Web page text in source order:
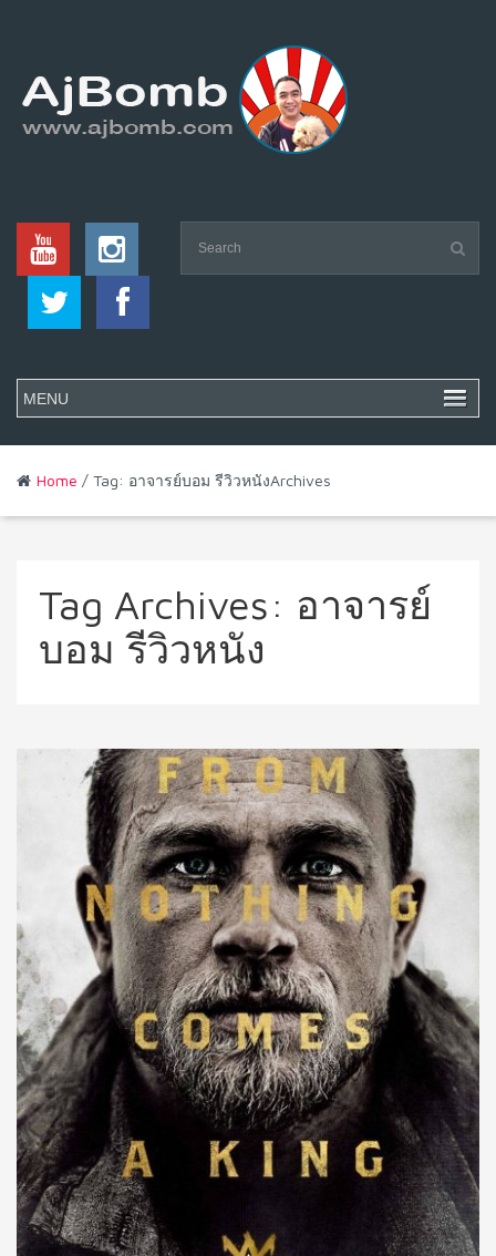
Home / Tag: อาจารย์บอม รีวิวหนังArchives
Tag Archives: อาจารย์
บอม รีวิวหนัง